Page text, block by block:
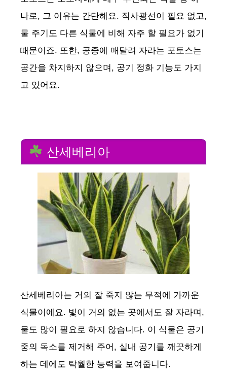
나로, 그 이유는 간단해요. 직사광선이 필요 없고,
물 주기도 다른 식물에 비해 자주 할 필요가 없기
때문이죠. 또한, 공중에 매달려 자라는 포토스는
공간을 차지하지 않으며, 공기 정화 기능도 가지
고 있어요.
산세베리아
산세베리아는 거의 잘 죽지 않는 무적에 가까운
식물이에요. 빛이 거의 없는 곳에서도 잘 자라며,
물도 많이 필요로 하지 않습니다. 이 식물은 공기
중의 독소를 제거해 주어, 실내 공기를 깨끗하게
하는 데에도 탁월한 능력을 보여줍니다.